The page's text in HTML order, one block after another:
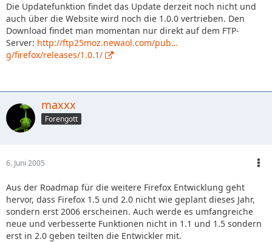
Die Updatefunktion findet das Update derzeit noch nicht und
auch über die Website wird noch die 1.0.0 vertrieben. Den
Download findet man momentan nur direkt auf dem FTP-
Server: http://ftp25moz.newaol.com/pub…
g/firefox/releases/1.0.1/
maxxx
Forengott
6. Juni 2005
Aus der Roadmap für die weitere Firefox Entwicklung geht
hervor, dass Firefox 1.5 und 2.0 nicht wie geplant dieses Jahr,
sondern erst 2006 erscheinen. Auch werde es umfangreiche
neue und verbesserte Funktionen nicht in 1.1 und 1.5 sondern
erst in 2.0 geben teilten die Entwickler mit.